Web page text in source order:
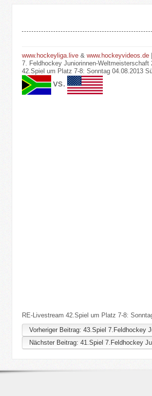
www.hockeyliga.live &www.hockeyvideos.de
7. Feldhockey Juniorinnen-
42.Spiel um Platz 7-8: Sonntag 04.08.2013
vs.
RE-Livestream 42.Spiel um Platz 7-8:
Vorheriger Beitrag: 43.Spiel 7.Feldhockey
Nächster Beitrag: 41.Spiel 7.Feldhockey